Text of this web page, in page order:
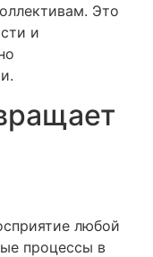
Это
и
любой
процессы в